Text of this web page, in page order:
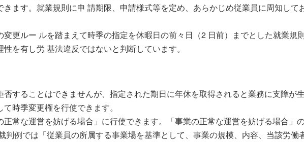
きます。就業規則に申 請期限、申請様式等を定め、あらかじめ従業員に周知して
変更ルー ルを踏まえて時季の指定を休暇日の前々日（2 日前）までとした就業規
を有し労 基法違反ではないと判断しています。
否することはできませんが、指定された期日に年休を取得されると業務に支障が生
時季変更権を行使できます。
正常な運営を妨げる場合」に行使できます。「事業の正常な運営を妨げる場合」
判例では「従業員の所属する事業場を基準として、事業の規模、内容、当該労働